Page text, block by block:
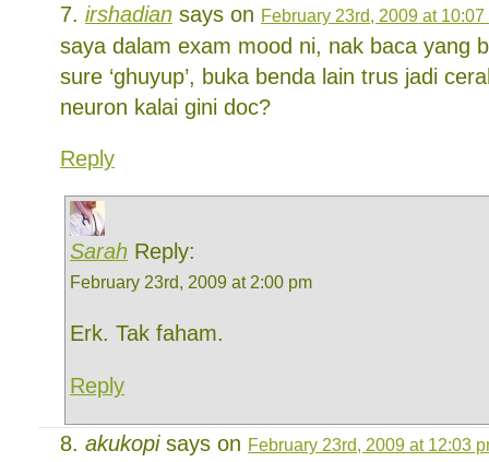
irshadian says on February 23rd, 2009 at 10:07
saya dalam exam mood ni, nak baca yang
sure ‘ghuyup’, buka benda lain trus jadi
neuron kalai gini doc?
Reply
Sarah Reply:
February 23rd, 2009 at 2:00 pm
Erk. Tak faham.
Reply
akukopisays on February 23rd, 2009 at 12:03